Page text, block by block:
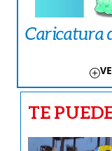
Caricatura
TE